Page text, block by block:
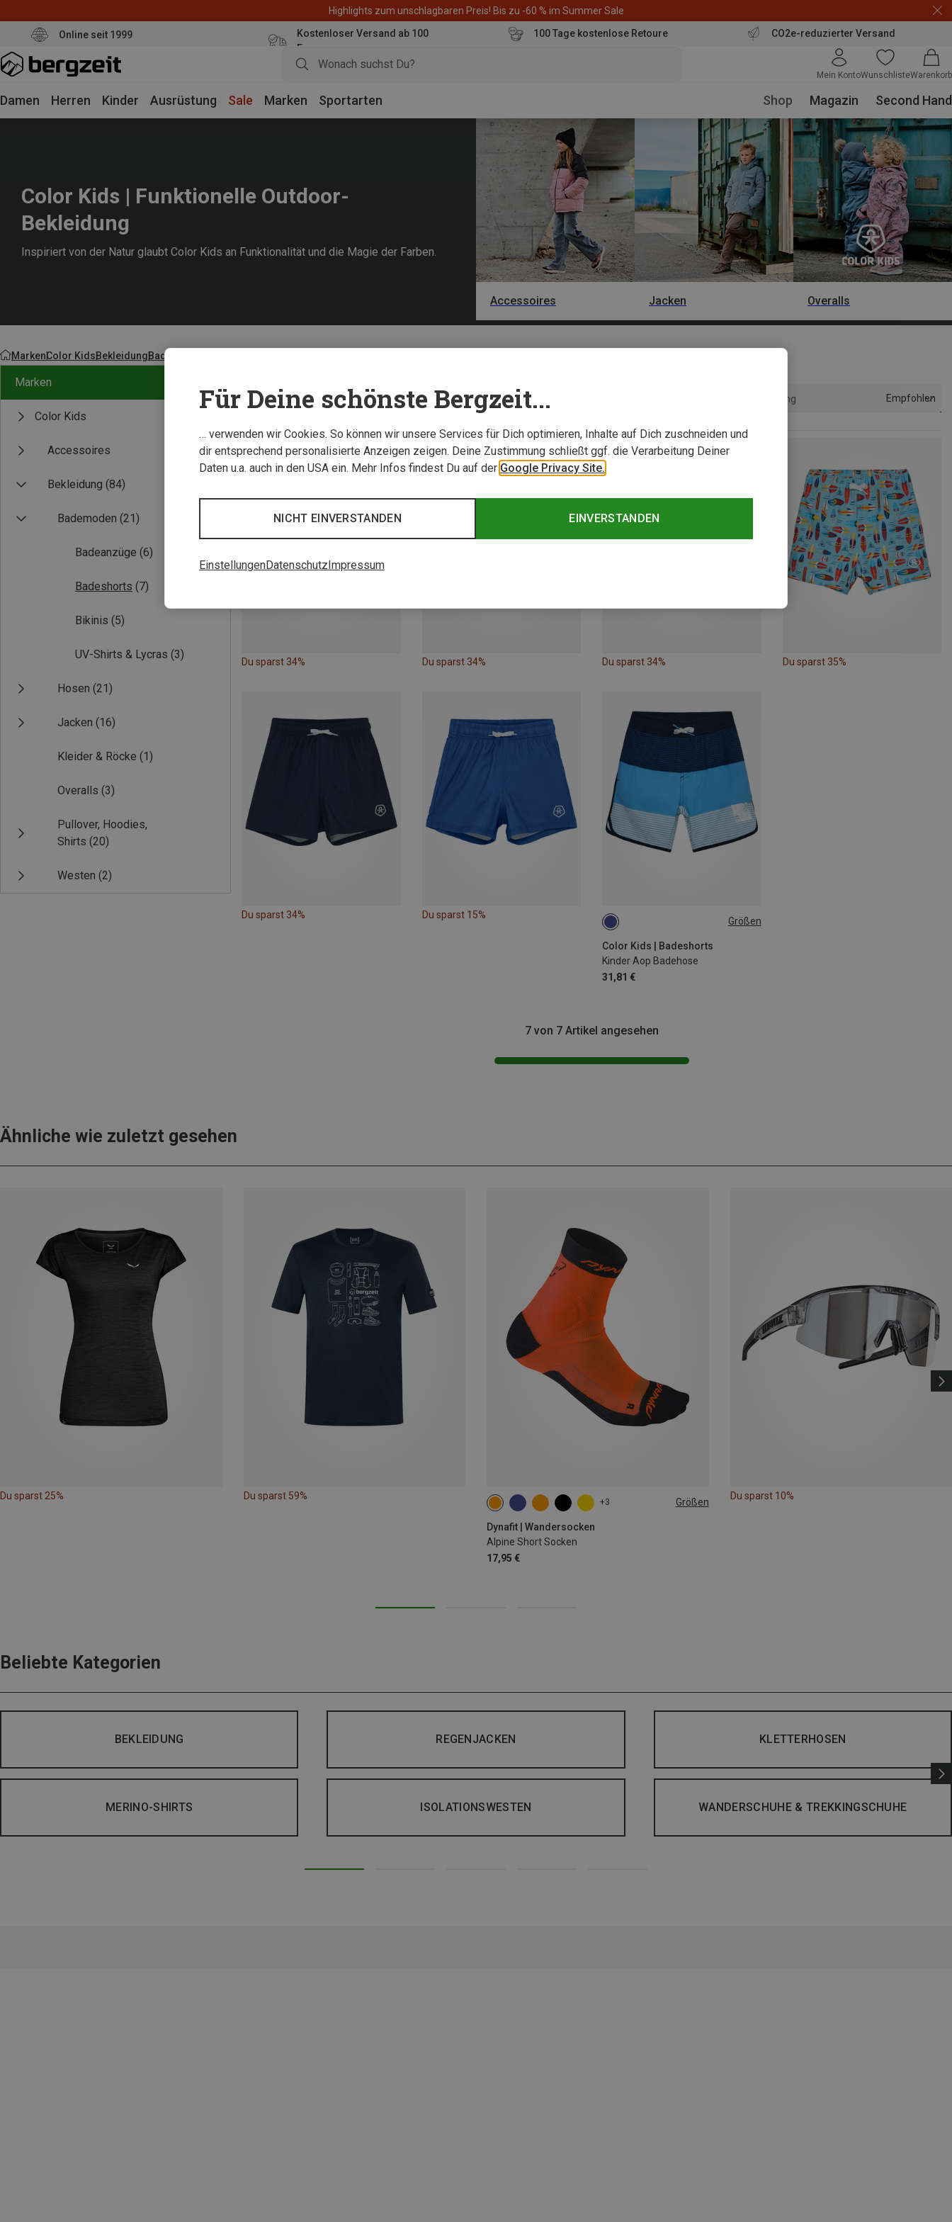
Highlights zum unschlagbaren Preis! Bis zu -60 % im Summer Sale
Online seit 1999
Kostenloser Versand ab 100
Euro
100 Tage kostenlose Retoure CO2e-reduzierter Versand
Mein KontoWunschlisteWarenkorb
Damen Herren Kinder Ausrüstung Sale Marken Sportarten Shop Magazin Second Hand
Color Kids | Funktionelle Outdoor-
Bekleidung
Inspiriert von der Natur glaubt Color Kids an Funktionalität und die Magie der Farben.
Accessoires Jacken Overalls
MarkenColor KidsBekleidungBademoden
Marken
Color Kids
Accessoires
Bekleidung (84)
Bademoden (21)
Badeanzüge (6)
Badeshorts (7)
Bikinis (5)
UV-Shirts & Lycras (3)
Hosen (21)
Jacken (16)
Kleider & Röcke (1)
Overalls (3)
Pullover, Hoodies,
Shirts (20)
Westen (2)
Sortierung Empfohlen
Du sparst 34% Du sparst 34% Du sparst 34% Du sparst 35%
Du sparst 34% Du sparst 15%
Größen
Color Kids | Badeshorts
Kinder Aop Badehose
31,81 €
116
7 von 7 Artikel angesehen
Ähnliche wie zuletzt gesehen
Du sparst 25% Du sparst 59%
+3 Größen
Dynafit | Wandersocken
Alpine Short Socken
17,95 €
35|36|37|38 39|40|41|42
Du sparst 10%
Beliebte Kategorien
BEKLEIDUNG REGENJACKEN KLETTERHOSEN
MERINO-SHIRTS ISOLATIONSWESTEN WANDERSCHUHE & TREKKINGSCHUHE
Für Deine schönste Bergzeit...
… verwenden wir Cookies. So können wir unsere Services für Dich optimieren, Inhalte auf Dich zuschneiden und
dir entsprechend personalisierte Anzeigen zeigen. Deine Zustimmung schließt ggf. die Verarbeitung Deiner
Daten u.a. auch in den USA ein. Mehr Infos findest Du auf der Google Privacy Site.
EINVERSTANDEN
NICHT EINVERSTANDEN
EinstellungenDatenschutzImpressum